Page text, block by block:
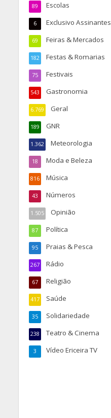
Escolas
89
Exclusivo Assinantes
6
Feiras & Mercados
69
Festas & Romarias
182
Festivais
75
Gastronomia
543
Geral
6.769
GNR
189
Meteorologia
1.362
Moda e Beleza
18
Música
816
Números
43
Opinião
1.505
Política
87
Praias & Pesca
95
Rádio
267
Religião
67
Saúde
417
Solidariedade
35
Teatro & Cinema
238
Vídeo Ericeira TV
3